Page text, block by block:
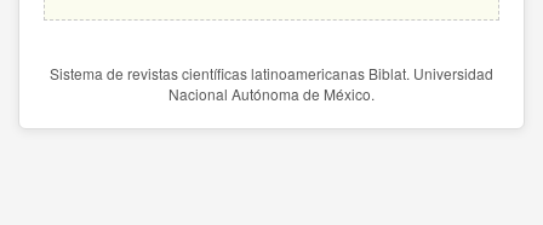
Sistema de revistas científicas latinoamericanas Biblat. Universidad
Nacional Autónoma de México.